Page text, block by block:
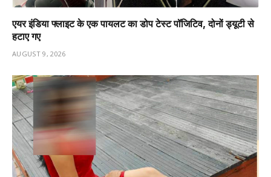
एयर इंडिया फ्लाइट के एक पायलट का डोप टेस्ट पॉजिटिव, दोनों ड्यूटी से
हटाए गए
AUGUST 9, 2026